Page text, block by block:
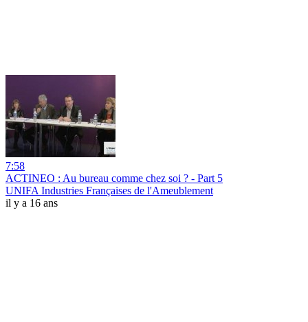
7:58
ACTINEO : Au bureau comme chez soi ? - Part 5
UNIFA Industries Françaises de l'Ameublement
il y a 16 ans